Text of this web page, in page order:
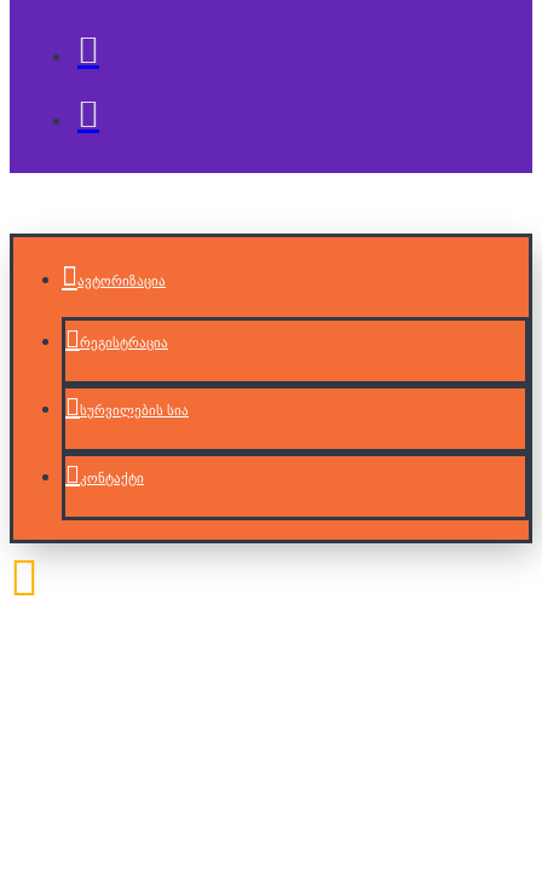
ავტორიზაცია
რეგისტრაცია
სურვილების სია
კონტაქტი